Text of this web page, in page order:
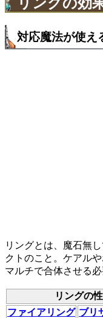
対応魔法が使え
リングとは、魔石無
クトのこと。ケアル
マルチで合体させる
リングの
ファイアリング ブリ